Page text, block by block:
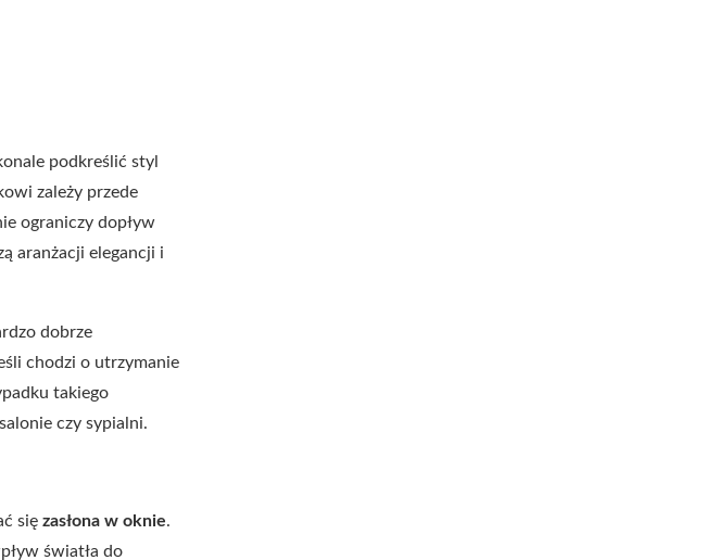
podkreślić styl
zależy przede
ograniczy dopływ
aranżacji elegancji i
dobrze
chodzi o utrzymanie
takiego
czy sypialni.
się zasłona w oknie.
światła do